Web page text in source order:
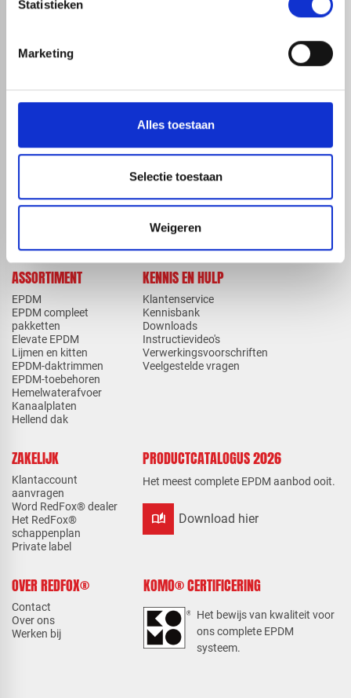
Statistieken
Marketing
Alles toestaan
Selectie toestaan
Weigeren
ASSORTIMENT
EPDM
EPDM compleet
pakketten
Elevate EPDM
Lijmen en kitten
EPDM-daktrimmen
EPDM-toebehoren
Hemelwaterafvoer
Kanaalplaten
Hellend dak
KENNIS EN HULP
Klantenservice
Kennisbank
Downloads
Instructievideo's
Verwerkingsvoorschriften
Veelgestelde vragen
ZAKELIJK
Klantaccount
aanvragen
Word RedFox® dealer
Het RedFox®
schappenplan
Private label
PRODUCTCATALOGUS 2026
Het meest complete EPDM aanbod ooit.
auto_stories Download hier
OVER REDFOX®
Contact
Over ons
Werken bij
KOMO® CERTIFICERING
Het bewijs van kwaliteit voor
ons complete EPDM
systeem.
phone_enabled +31 416 75 02 55
info@redfoxepdm.nl
check_circleA-merk met KOMO® keurmerk
Leverancier met expertise in EPDM-verwerking
40+ RedFox® dealers in NL